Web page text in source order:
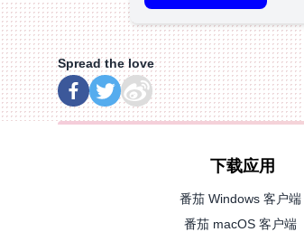
Spread the love
下载应用
番茄 Windows 客户端
番茄 macOS 客户端